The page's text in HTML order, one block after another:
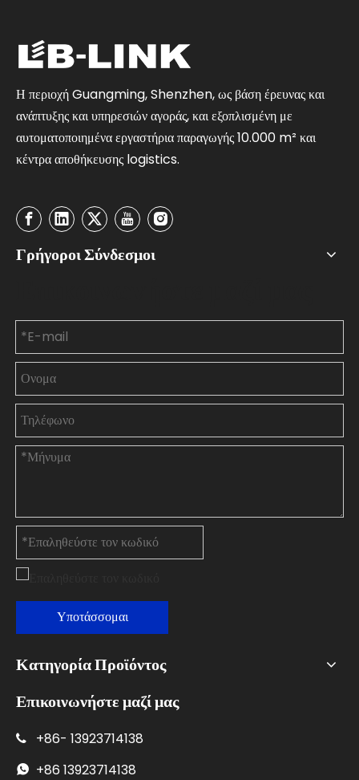
Η περιοχή Guangming, Shenzhen, ως βάση έρευνας και
ανάπτυξης και υπηρεσιών αγοράς, και εξοπλισμένη με
αυτοματοποιημένα εργαστήρια παραγωγής 10.000 m² και
κέντρα αποθήκευσης logistics.
Γρήγοροι Σύνδεσμοι
Υποτάσσομαι
Κατηγορία Προϊόντος
Επικοινωνήστε μαζί μας
 +86- 13923714138
 +86 13923714138